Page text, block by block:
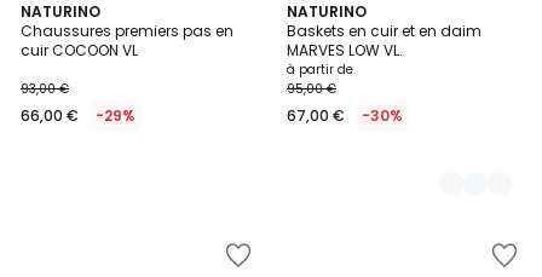
NATURINO
Chaussures premiers pas en
cuir COCOON VL
93,00 €
66,00 € -29%
NATURINO
Baskets en cuir et en daim
MARVES LOW VL.
à partir de
95,00 €
67,00 € -30%
2
Couleurs